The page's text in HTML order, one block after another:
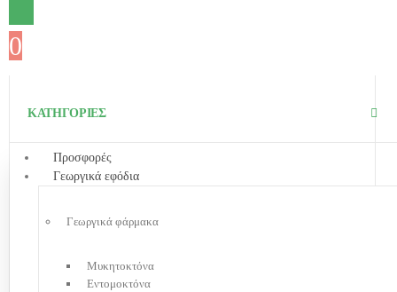
0
ΚΑΤΗΓΟΡΙΕΣ
Προσφορές
Γεωργικά εφόδια
Γεωργικά φάρμακα
Μυκητοκτόνα
Εντομοκτόνα